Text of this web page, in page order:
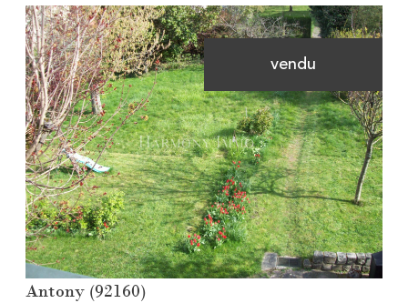
vendu
Voir le bien
Antony (92160)